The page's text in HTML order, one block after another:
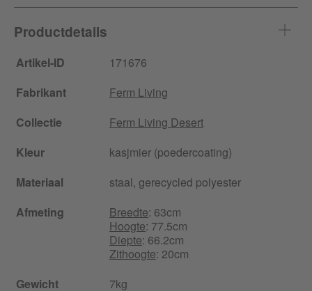
Productdetails
Artikel-ID
171676
Fabrikant
Ferm Living
Collectie
Ferm Living Desert
Kleur
kasjmier (poedercoating)
Materiaal
staal, gerecycled polyester
Afmeting
Breedte: 63cm
Hoogte: 77.5cm
Diepte: 66.2cm
Zithoogte: 20cm
Gewicht
7kg